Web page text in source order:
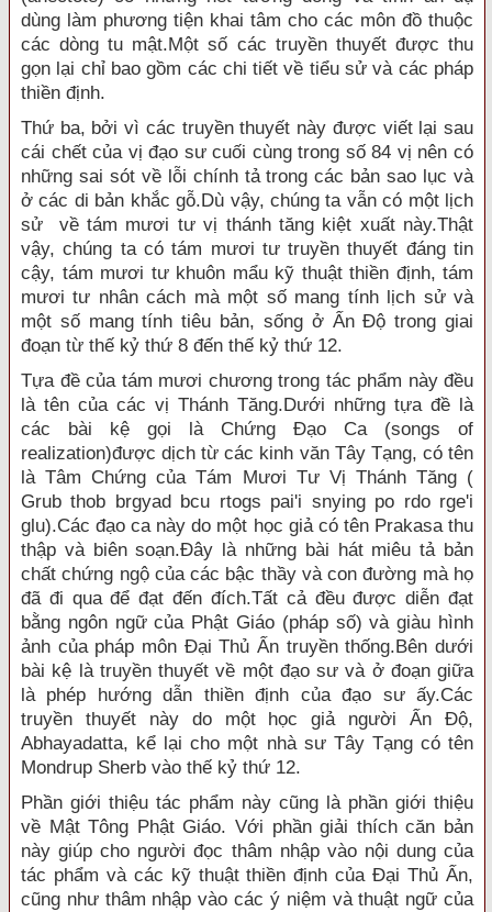
dùng làm phương tiện khai tâm cho các môn đồ thuộc
các dòng tu mật.Một số các truyền thuyết được thu
gọn lại chỉ bao gồm các chi tiết về tiểu sử và các pháp
thiền định.
Thứ ba, bởi vì các truyền thuyết này được viết lại sau
cái chết của vị đạo sư cuối cùng trong số 84 vị nên có
những sai sót về lỗi chính tả trong các bản sao lục và
ở các di bản khắc gỗ.Dù vậy, chúng ta vẫn có một lịch
sử về tám mươi tư vị thánh tăng kiệt xuất này.Thật
vậy, chúng ta có tám mươi tư truyền thuyết đáng tin
cậy, tám mươi tư khuôn mẩu kỹ thuật thiền định, tám
mươi tư nhân cách mà một số mang tính lịch sử và
một số mang tính tiêu bản, sống ở Ấn Ðộ trong giai
đoạn từ thế kỷ thứ 8 đến thế kỷ thứ 12.
Tựa đề của tám mươi chương trong tác phẩm này đều
là tên của các vị Thánh Tăng.Dưới những tựa đề là
các bài kệ gọi là Chứng Ðạo Ca (songs of
realization)được dịch từ các kinh văn Tây Tạng, có tên
là Tâm Chứng của Tám Mươi Tư Vị Thánh Tăng (
Grub thob brgyad bcu rtogs pai'i snying po rdo rge'i
glu).Các đạo ca này do một học giả có tên Prakasa thu
thập và biên soạn.Ðây là những bài hát miêu tả bản
chất chứng ngộ của các bậc thầy và con đường mà họ
đã đi qua để đạt đến đích.Tất cả đều được diễn đạt
bằng ngôn ngữ của Phật Giáo (pháp số) và giàu hình
ảnh của pháp môn Ðại Thủ Ấn truyền thống.Bên dưới
bài kệ là truyền thuyết về một đạo sư và ở đoạn giữa
là phép hướng dẫn thiền định của đạo sư ấy.Các
truyền thuyết này do một học giả người Ấn Ðộ,
Abhayadatta, kể lại cho một nhà sư Tây Tạng có tên
Mondrup Sherb vào thế kỷ thứ 12.
Phần giới thiệu tác phẩm này cũng là phần giới thiệu
về Mật Tông Phật Giáo. Với phần giải thích căn bản
này giúp cho người đọc thâm nhập vào nội dung của
tác phẩm và các kỹ thuật thiền định của Ðại Thủ Ấn,
cũng như thâm nhập vào các ý niệm và thuật ngữ của